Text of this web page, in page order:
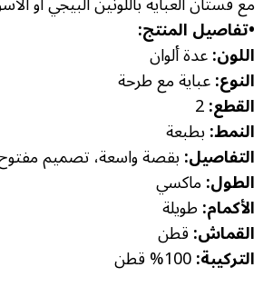
•تفاصيل المنتج:
اللون:عدة ألوان
النوع:عباية مع طرحة
القطع:
النمط:بطبعة
التفاصيل:بقصة واسعة، تصميم
الطول:ماكسي
الأكمام:طويلة
القماش:قطن
التركيبة: